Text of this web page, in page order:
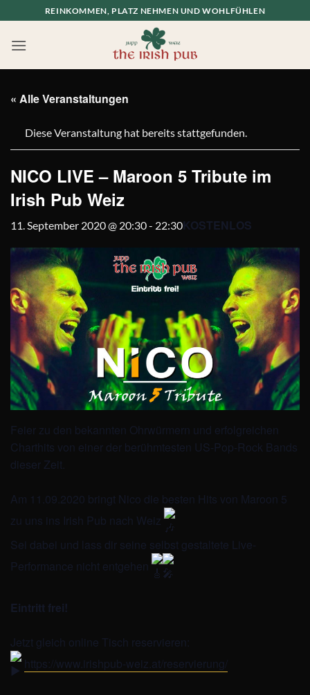
springen
REINKOMMEN, PLATZ NEHMEN UND WOHLFÜHLEN
« Alle Veranstaltungen
Diese Veranstaltung hat bereits stattgefunden.
NICO LIVE – Maroon 5 Tribute im
Irish Pub Weiz
11. September 2020 @ 20:30- 22:30KOSTENLOS
Feier zu den bekannten Ohrwürmern und erfolgreichen
Charthits von einer der berühmtesten US-Pop-Rock Bands
dieser Zeit.
Am 11.09.2020 bringt Nico die besten Hits von Maroon 5
zu uns ins Irish Pub nach Weiz
Sei dabei und lass dir seine selbst gestaltete Live-
Performance nicht entgehen
Eintritt frei!
Jetzt gleich online Tisch reservieren:
https://www.irishpub-weiz.at/reservierung/